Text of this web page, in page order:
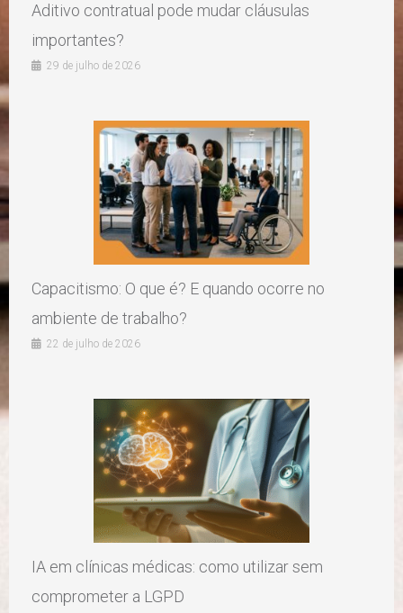
Aditivo contratual pode mudar cláusulas
importantes?
29 de julho de 2026
Capacitismo: O que é? E quando ocorre no
ambiente de trabalho?
22 de julho de 2026
IA em clínicas médicas: como utilizar sem
comprometer a LGPD